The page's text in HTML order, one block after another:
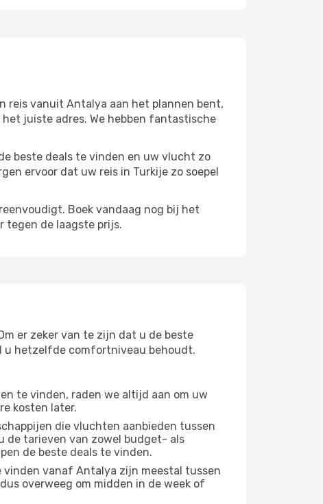
reis vanuit Antalya aan het plannen bent,
juiste adres. We hebben fantastische
beste deals te vinden en uw vlucht zo
ervoor dat uw reis in Turkije zo soepel
Boek vandaag nog bij het
tegen de laagste prijs.
er zeker van te zijn dat u de beste
u hetzelfde comfortniveau behoudt.
te vinden, raden we altijd aan om uw
kosten later.
die vluchten aanbieden tussen
de tarieven van zowel budget- als
de beste deals te vinden.
vanaf Antalya zijn meestal tussen
overweeg om midden in de week of